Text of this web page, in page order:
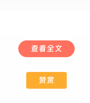
ball-x 3s linear 2s
origin: bottom
origin: bottom center;
查看全文
赞赏